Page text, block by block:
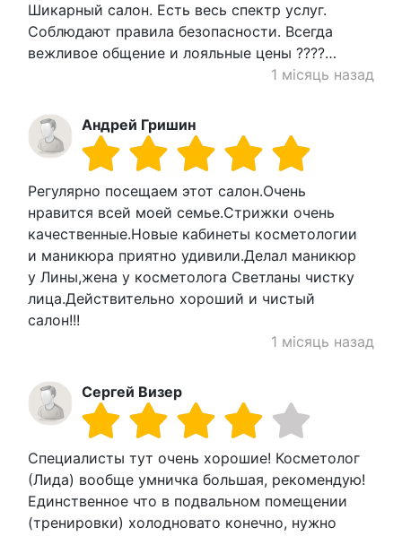
Шикарный салон. Есть весь спектр услуг.
Соблюдают правила безопасности. Всегда
вежливое общение и лояльные цены ????…
1 місяць назад
Андрей Гришин
Регулярно посещаем этот салон.Очень
нравится всей моей семье.Стрижки очень
качественные.Новые кабинеты косметологии
и маникюра приятно удивили.Делал маникюр
у Лины,жена у косметолога Светланы чистку
лица.Действительно хороший и чистый
салон!!!
1 місяць назад
Сергей Визер
Специалисты тут очень хорошие! Косметолог
(Лида) вообще умничка большая, рекомендую!
Единственное что в подвальном помещении
(тренировки) холодновато конечно, нужно